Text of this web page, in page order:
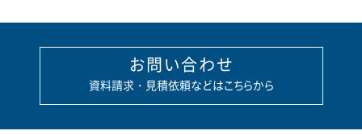
お問い合わせ
資料請求・見積依頼などはこちらから